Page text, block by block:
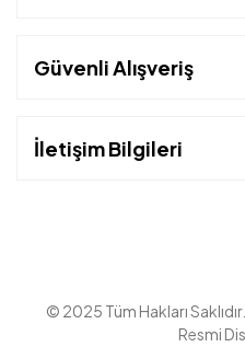
Güvenli Alışveriş
İletişim Bilgileri
© 2025 Tüm Hakları
Resmi